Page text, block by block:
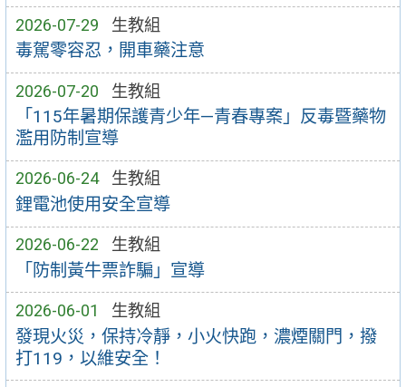
2026-07-29 生教組
毒駕零容忍，開車藥注意
2026-07-20 生教組
「115年暑期保護青少年—青春專案」反毒暨藥物
濫用防制宣導
2026-06-24 生教組
鋰電池使用安全宣導
2026-06-22 生教組
「防制黃牛票詐騙」宣導
2026-06-01 生教組
發現火災，保持冷靜，小火快跑，濃煙關門，撥
打119，以維安全！